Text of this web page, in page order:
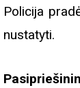
Policija
nustatyti.